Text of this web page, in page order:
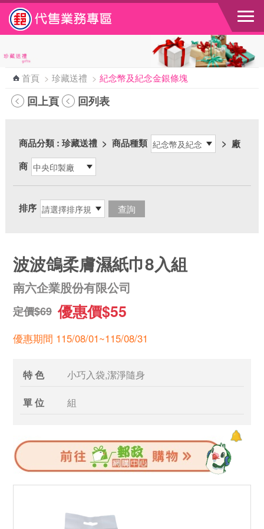
跳到主要內容區塊
首頁 > 珍藏送禮 > 紀念幣及紀念金銀條塊
回上頁 回列表
商品分類: 珍藏送禮 > 商品種類 > 廠
商
排序
波波鴿柔膚濕紙巾8入組
南六企業股份有限公司
定價$69 優惠價$55
優惠期間 115/08/01~115/08/31
特 色 小巧入袋,潔淨隨身
單 位 組